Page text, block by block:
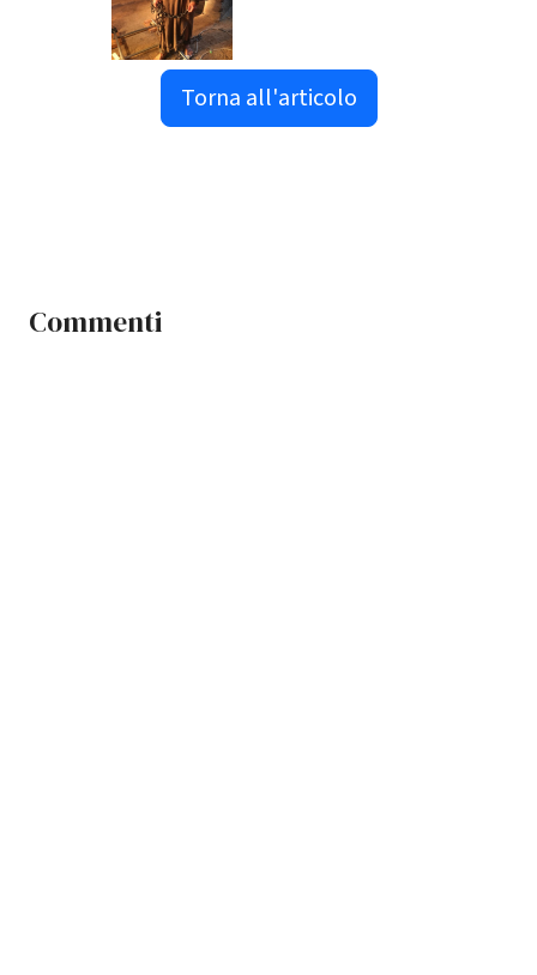
Torna all'articolo
Commenti